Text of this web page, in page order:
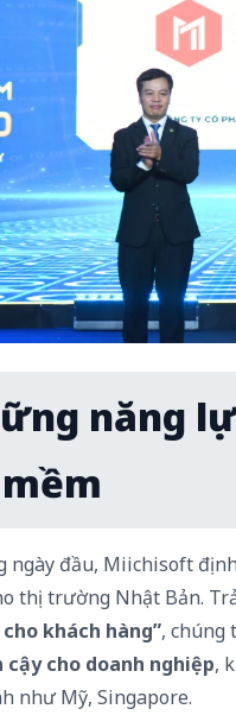
năng
ngày đầu, Miichisoft
thị trường Nhật Bản.
khách hàng”, chúng
cho doanh nghiệp,
như Mỹ, Singapore.